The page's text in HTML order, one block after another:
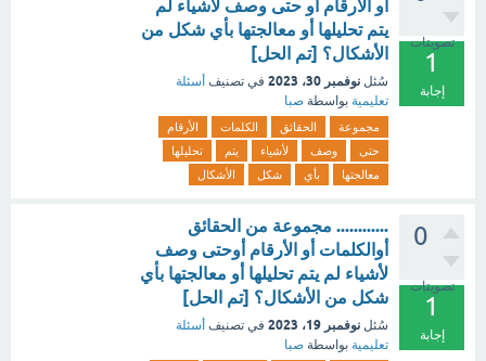
تصويتات
1
إجابة
أو الأرقام أو حتى وصف لأشياء لم
يتم تحليلها أو معالجتها بأي شكل من
الأشكال؟ [تم الحل]
سُئل نوفمبر 30، 2023 في تصنيف أسئلة
تعليمية بواسطة صبا
مجموعة الحقائق الكلمات
الأرقام
حتى
وصف لأشياء يتم
تحليلها
معالجتها
بأي شكل الأشكال
0
تصويتات
1
إجابة
............ مجموعة من الحقائق
أوالكلمات أو الأرقام أوحتى وصف
لأشياء لم يتم تحليلها أو معالجتها بأي
شكل من الأشكال؟ [تم الحل]
سُئل نوفمبر 19، 2023 في تصنيف أسئلة
تعليمية بواسطة صبا